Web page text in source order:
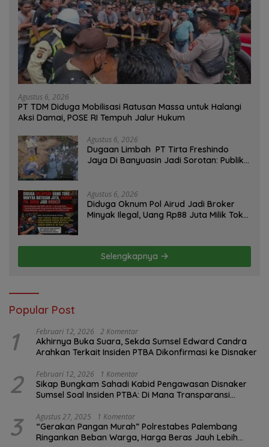
Agustus 6, 2026
PT TDM Diduga Mobilisasi Ratusan Massa untuk Halangi
Aksi Damai, POSE RI Tempuh Jalur Hukum
Agustus 6, 2026
Dugaan Limbah PT Tirta Freshindo
Jaya Di Banyuasin Jadi Sorotan: Publik
Agustus 6, 2026
Diduga Oknum Pol Airud Jadi Broker
Minyak Ilegal, Uang Rp88 Juta Milik Toke
Selengkapnya
Popular Post
1 Februari 12, 2026 2 Komentar
Akhirnya Buka Suara, Sekda Sumsel Edward Candra
Arahkan Terkait Insiden PTBA Dikonfirmasi ke Disnaker
2 Februari 12, 2026 1 Komentar
Sikap Bungkam Sahadi Kabid Pengawasan Disnaker
Sumsel Soal Insiden PTBA: Di Mana Transparansi
3 Agustus 27, 2025 1 Komentar
“Gerakan Pangan Murah” Polrestabes Palembang
Ringankan Beban Warga, Harga Beras Jauh Lebih